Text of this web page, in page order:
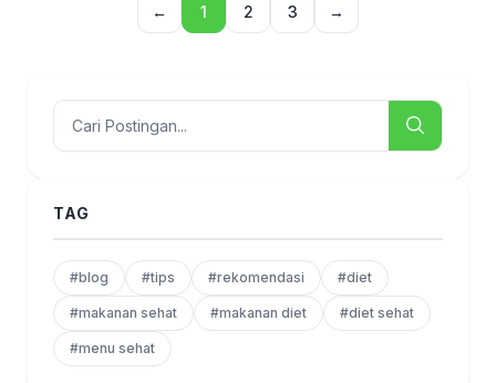
← 1 2 3 →
TAG
#blog #tips #rekomendasi #diet
#makanan sehat #makanan diet #diet sehat
#menu sehat